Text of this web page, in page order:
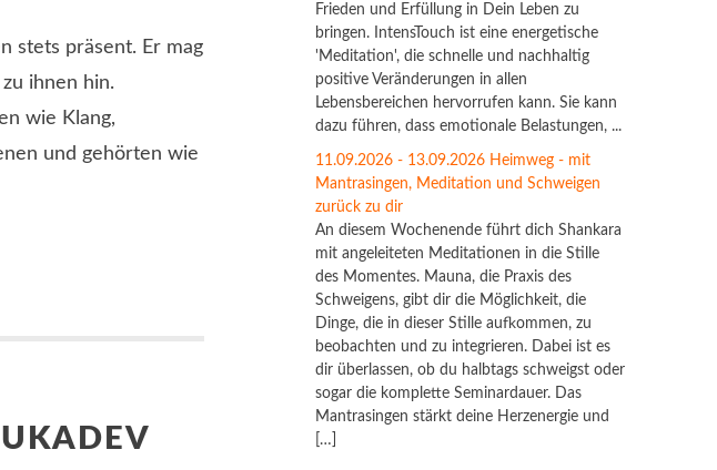
stets präsent. Er mag
ihnen hin.
wie Klang,
und gehörten wie
Frieden und Erfüllung in Dein Leben zu
bringen. IntensTouch ist eine energetische
'Meditation', die schnelle und nachhaltig
positive Veränderungen in allen
Lebensbereichen hervorrufen kann. Sie kann
dazu führen, dass emotionale Belastungen, ...
11.09.2026 - 13.09.2026 Heimweg - mit
Mantrasingen, Meditation und Schweigen
zurück zu dir
An diesem Wochenende führt dich Shankara
mit angeleiteten Meditationen in die Stille
des Momentes. Mauna, die Praxis des
Schweigens, gibt dir die Möglichkeit, die
Dinge, die in dieser Stille aufkommen, zu
beobachten und zu integrieren. Dabei ist es
dir überlassen, ob du halbtags schweigst oder
sogar die komplette Seminardauer. Das
Mantrasingen stärkt deine Herzenergie und
[…]